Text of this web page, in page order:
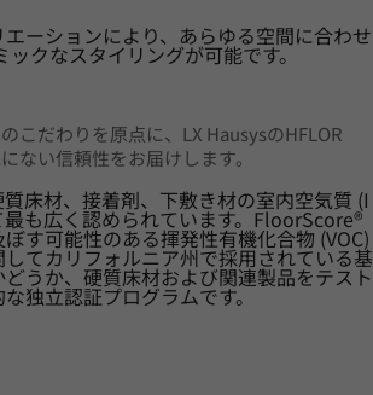
ーションにより、あらゆる空間に合わせ
ックなスタイリングが可能です。
こだわりを原点に、LX HausysのHFLOR
ない信頼性をお届けします。
床材、接着剤、下敷き材の室内空気質 (I
も広く認められています。FloorScore®
す可能性のある揮発性有機化合物 (VOC)
てカリフォルニア州で採用されている基
うか、硬質床材および関連製品をテスト
独立認証プログラムです。